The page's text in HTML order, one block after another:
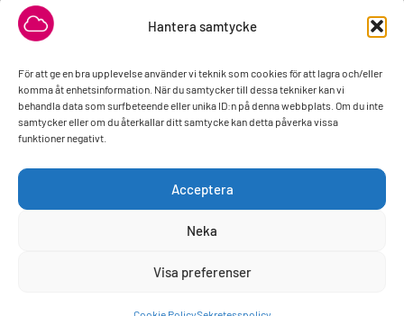
Hantera samtycke
För att ge en bra upplevelse använder vi teknik som cookies för att lagra och/eller
komma åt enhetsinformation. När du samtycker till dessa tekniker kan vi
behandla data som surfbeteende eller unika ID:n på denna webbplats. Om du inte
samtycker eller om du återkallar ditt samtycke kan detta påverka vissa
funktioner negativt.
Acceptera
Neka
Visa preferenser